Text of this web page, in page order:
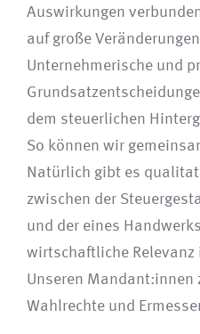
Auswirkungen
auf große
Unternehmerische und
dem steuerlichen
So können wir
Natürlich gibt es
zwischen der
und der eines
wirtschaftliche
Unseren Mandant:innen
Wahlrechte und